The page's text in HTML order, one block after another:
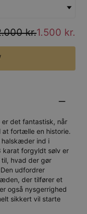
kr.1.500 kr.
det fantastisk, når
at fortælle en historie.
halskæder ind i
karat forgyldt sølv er
hvad der gør
udfordrer
der tilfører et
også nysgerrighed
sikkert vil starte